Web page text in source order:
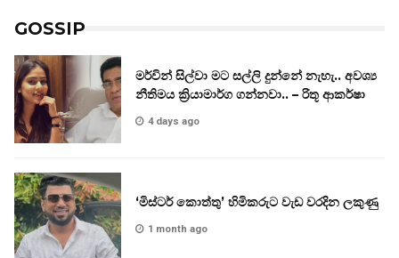
GOSSIP
මර්වින් සිල්වා මට සල්ලි දුන්නේ නැහැ.. අවශ්‍ය
නීතිමය ක්‍රියාමාර්ග ගන්නවා.. – රිතූ ආකර්ෂා
4 days ago
‘මිස්ටර් කොත්තු’ හිමිකරුට වැඩ වරදින ලකුණු
1 month ago